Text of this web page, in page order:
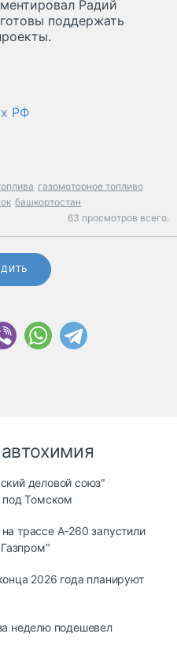
Радий
поддержать
РФ
газомоторное топливо
башкортостан
63 просмотров всего.
деловой союз"
под Томском
трассе А-260 запустили
2026 года планируют
неделю подешевел